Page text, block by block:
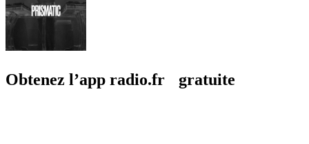
Obtenez l’app radio.fr gratuite